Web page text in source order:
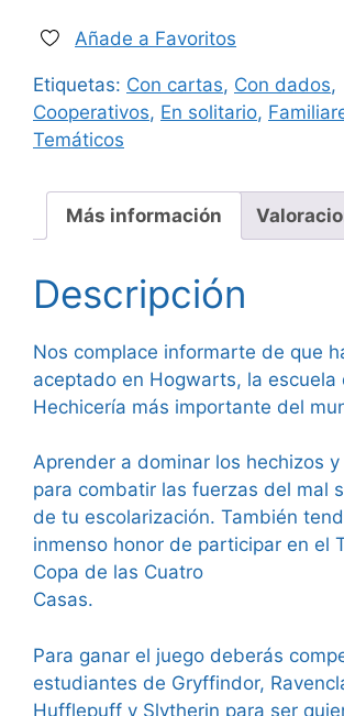
año
Hogwarts
cantidad
Añade a Favoritos
Etiquetas: Con cartas, Con dados,
Cooperativos, En solitario,
Temáticos
Más información
Descripción
Nos complace informarte de que
aceptado en Hogwarts, la escuela
Hechicería más importante del
Aprender a dominar los hechizos y
para combatir las fuerzas del mal
de tu escolarización. También
inmenso honor de participar en el
Copa de las Cuatro
Casas.
Para ganar el juego deberás
estudiantes de Gryffindor,
Hufflepuff y Slytherin para ser